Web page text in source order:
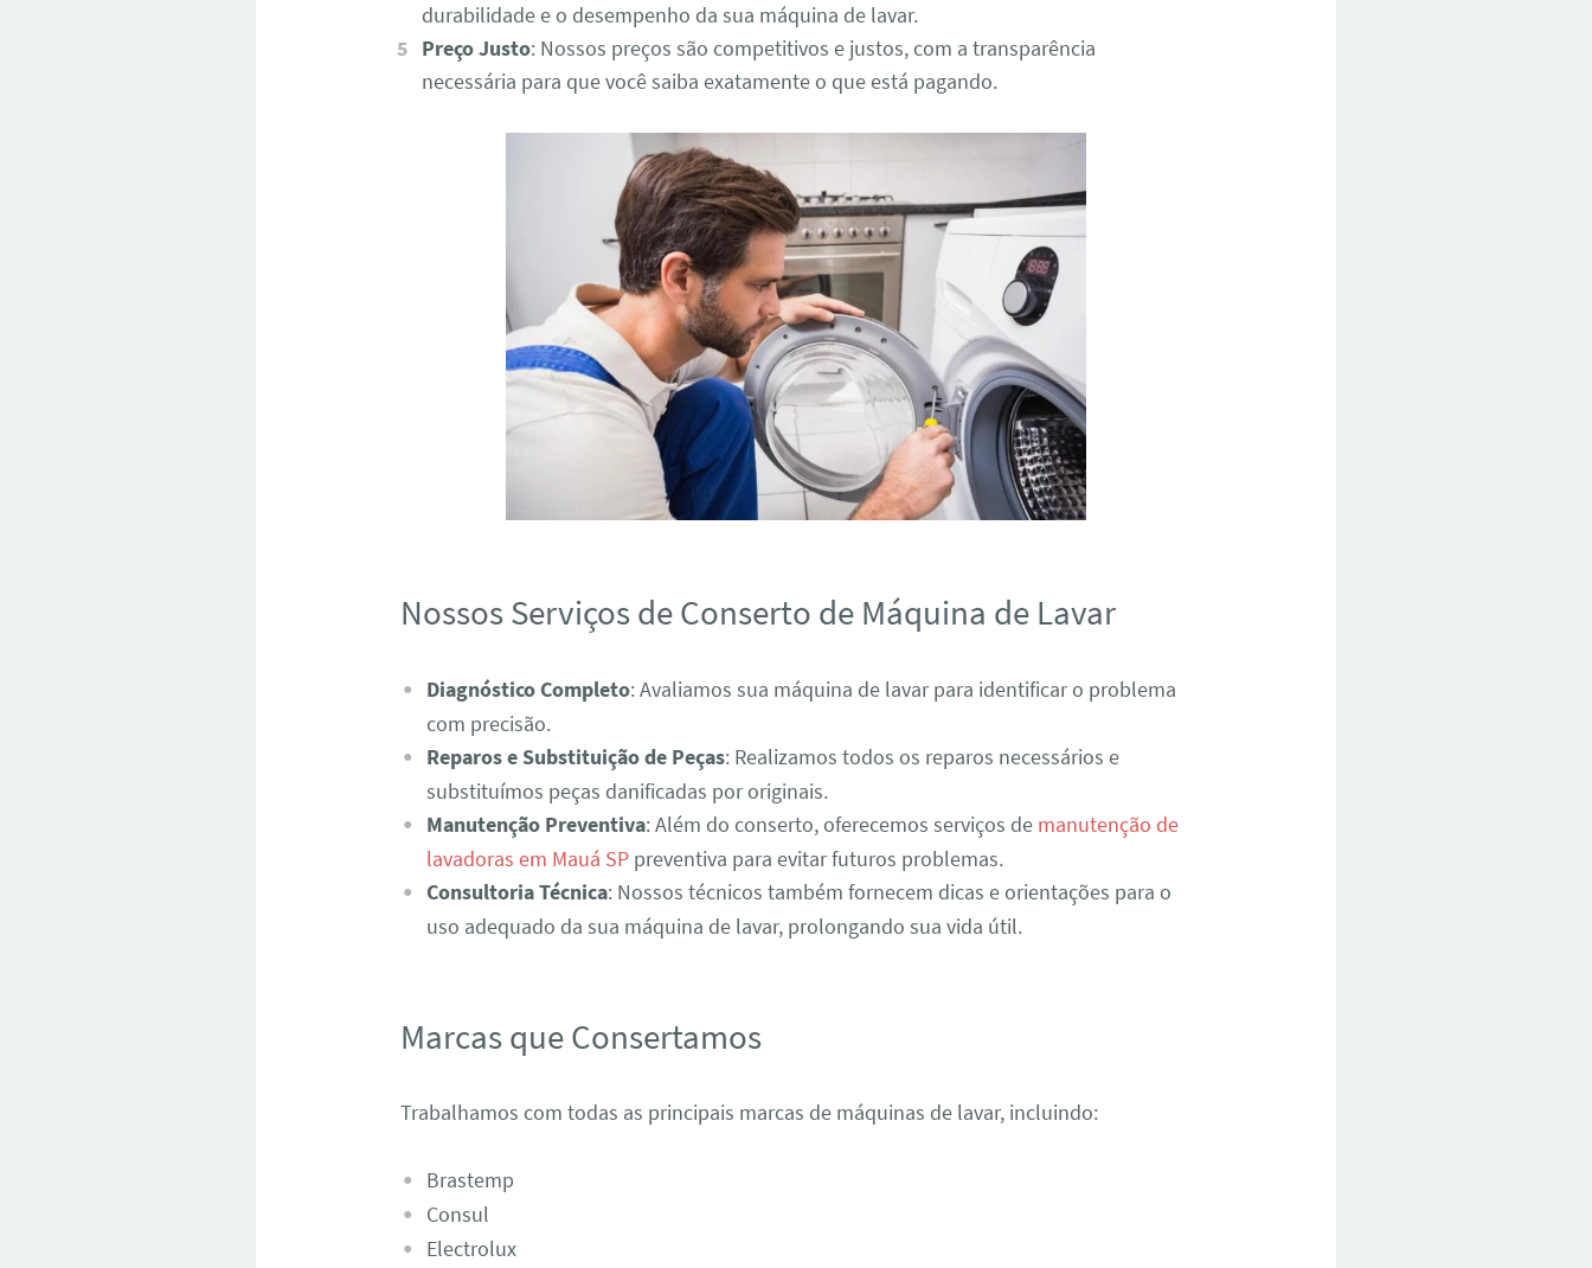
durabilidade e o desempenho da sua máquina de lavar.
Preço Justo: Nossos preços são competitivos e justos, com a transparência
necessária para que você saiba exatamente o que está pagando.
Nossos Serviços de Conserto de Máquina de Lavar
Diagnóstico Completo: Avaliamos sua máquina de lavar para identificar o problema
com precisão.
Reparos e Substituição de Peças: Realizamos todos os reparos necessários e
substituímos peças danificadas por originais.
Manutenção Preventiva: Além do conserto, oferecemos serviços de manutenção de
lavadoras em Mauá SPpreventiva para evitar futuros problemas.
Consultoria Técnica: Nossos técnicos também fornecem dicas e orientações para o
uso adequado da sua máquina de lavar, prolongando sua vida útil.
Marcas que Consertamos
Trabalhamos com todas as principais marcas de máquinas de lavar, incluindo:
Brastemp
Consul
Electrolux